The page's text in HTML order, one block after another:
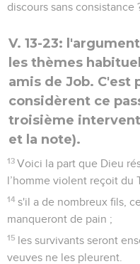
discours sans consistance
V. 13-23:
les thèmes
amis de Job. C'est
considèrent ce
troisième
et la note).
13 Voici la part que Dieu
l’homme violent reçoit du
14 s'il a de nombreux fils,
manqueront de pain ;
15 les survivants seront
veuves ne les pleurent.